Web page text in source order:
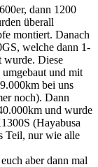
dann 1200
überall
montiert. Danach
welche dann 1-
wurde. Diese
und mit
bei uns
noch). Dann
und wurde
(Hayabusa
Teil, nur wie alle
aber dann mal